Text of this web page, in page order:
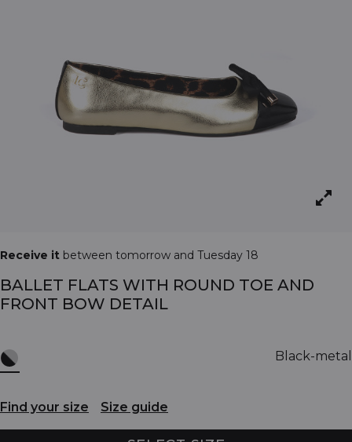
Receive it between tomorrow and Tuesday 18
BALLET FLATS WITH ROUND TOE AND
FRONT BOW DETAIL
Black-metal
Find your size Size guide